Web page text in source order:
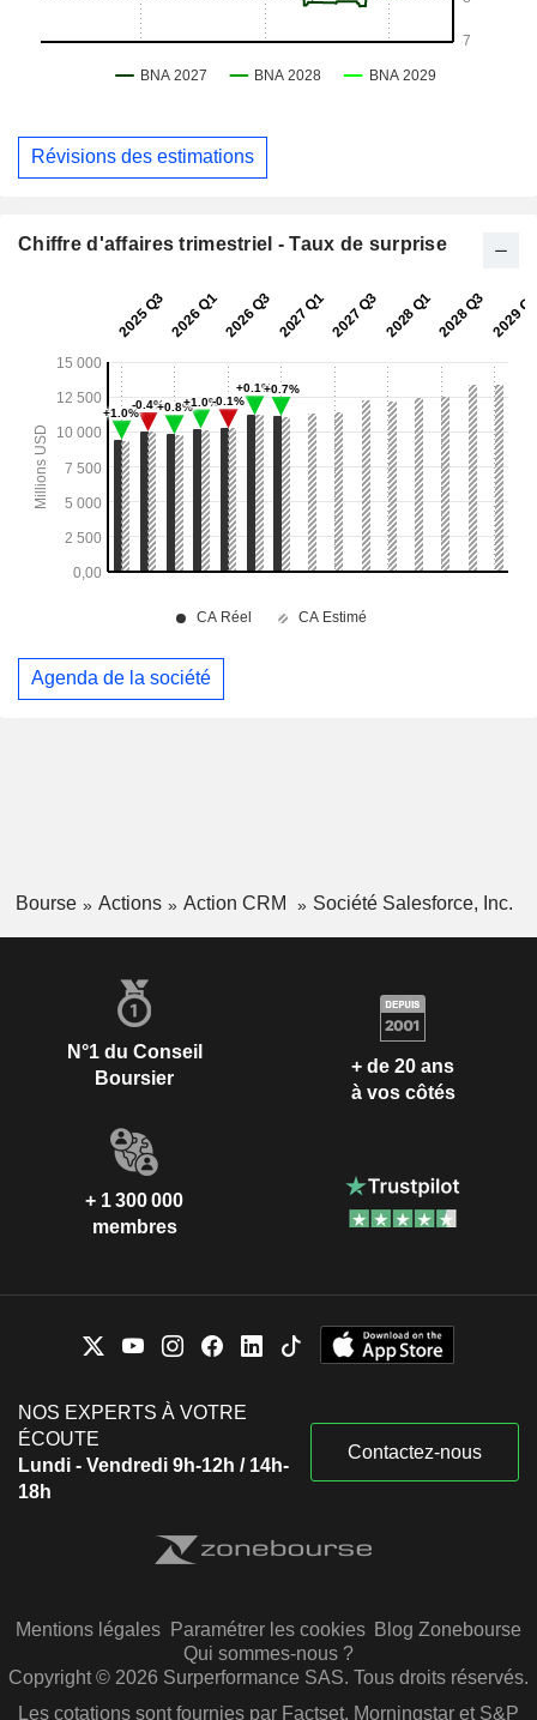
Révisions des estimations
Chiffre d'affaires trimestriel - Taux de surprise
Agenda de la société
Bourse Actions Action CRM Société Salesforce, Inc.
N°1 du Conseil
Boursier
+ de 20 ans
à vos côtés
+ 1 300 000
membres
NOS EXPERTS À VOTRE
ÉCOUTE
Lundi - Vendredi 9h-12h / 14h-
18h
Contactez-nous
Mentions légales Paramétrer les cookies Blog Zonebourse
Qui sommes-nous ?
Copyright © 2026 Surperformance SAS. Tous droits réservés.
Les cotations sont fournies par Factset, Morningstar et S&P